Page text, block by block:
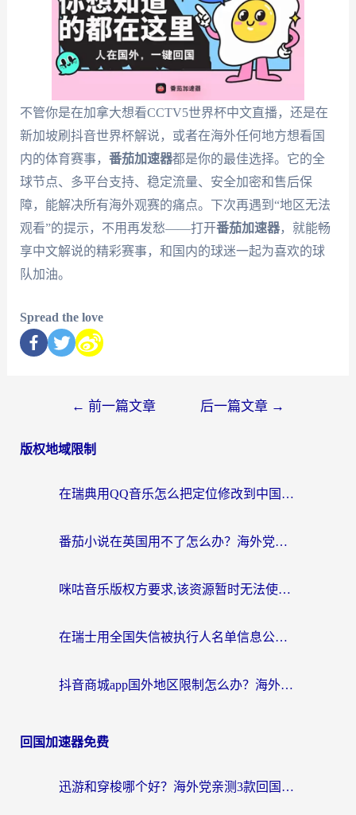
不管你是在加拿大想看CCTV5世界杯中文直播，还是在
新加坡刷抖音世界杯解说，或者在海外任何地方想看国
内的体育赛事， 番茄加速器都是你的最佳选择。它的全
球节点、多平台支持、稳定流量、安全加密和售后保
障，能解决所有海外观赛的痛点。下次再遇到“地区无法
观看”的提示，不用再发愁——打开番茄加速器，就能畅
享中文解说的精彩赛事，和国内的球迷一起为喜欢的球
队加油。
Spread the love
← 前一篇文章 后一篇文章 →
版权地域限制
在瑞典用QQ音乐怎么把定位修改到中国国内？留学生亲测有效的回国加速方案
番茄小说在英国用不了怎么办？海外党亲测有效的回国加速解决方案
咪咕音乐版权方要求,该资源暂时无法使用？海外党这样解决听歌听书+看剧炒股难题
在瑞士用全国失信被执行人名单信息公布与查询地区限制怎么办？还能看欧洲杯直播和咪咕视频吗？
抖音商城app国外地区限制怎么办？海外党解锁国内内容的实用指南
回国加速器免费
迅游和穿梭哪个好？海外党亲测3款回国加速器+手游加速对比，附避坑指南